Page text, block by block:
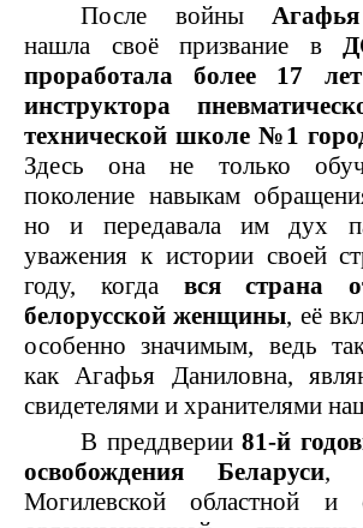
ПАТРИОТИЧЕСКОЕ
ВОСПИТАНИЕ
ДОСААФ
МОЛОДЁЖИ -
МОЛОДЁЖЬ
РОДИНЕ!
После войны
нашла своё призвание в
проработала более 17
инструктора
технической школе №1
Здесь она не только
поколение навыкам
но и передавала им дух
уважения к истории своей
году, когда вся страна
белорусской женщины, её
особенно значимым, ведь
как Агафья Даниловна,
свидетелями и хранителями
В преддверии81-й
освобождения Беларуси,
Могилевской областной и